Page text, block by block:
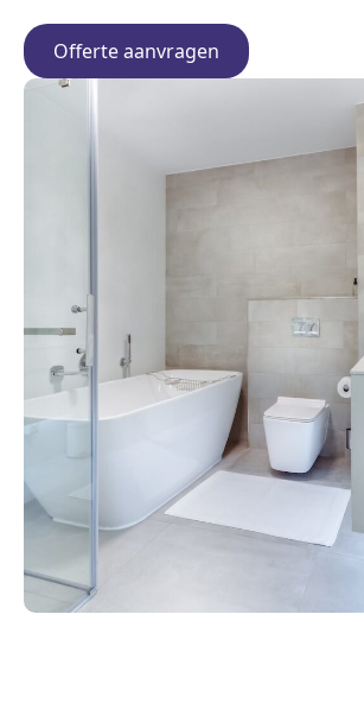
Offerte aanvragen